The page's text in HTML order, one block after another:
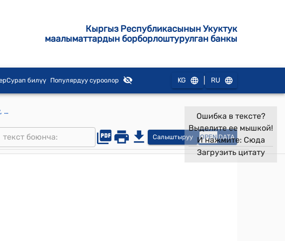
Кыргыз Республикасынын Укуктук
маалыматтардын борборлоштурулган банкы
Сурап билүү Популярдуу суроолор KG RU
Чоң-Алай айылдык кеңешинин 2012-жылдын 03-апрелиндеги №8 "Кызыл-Туу, ПМК участкаларындагы АЗСтердин жер аянттары жөнүндө" токтому
Салыштыруу OPEN DATA
Ошибка в тексте?
Выделите ее мышкой!
И нажмите: Сюда
Загрузить цитату